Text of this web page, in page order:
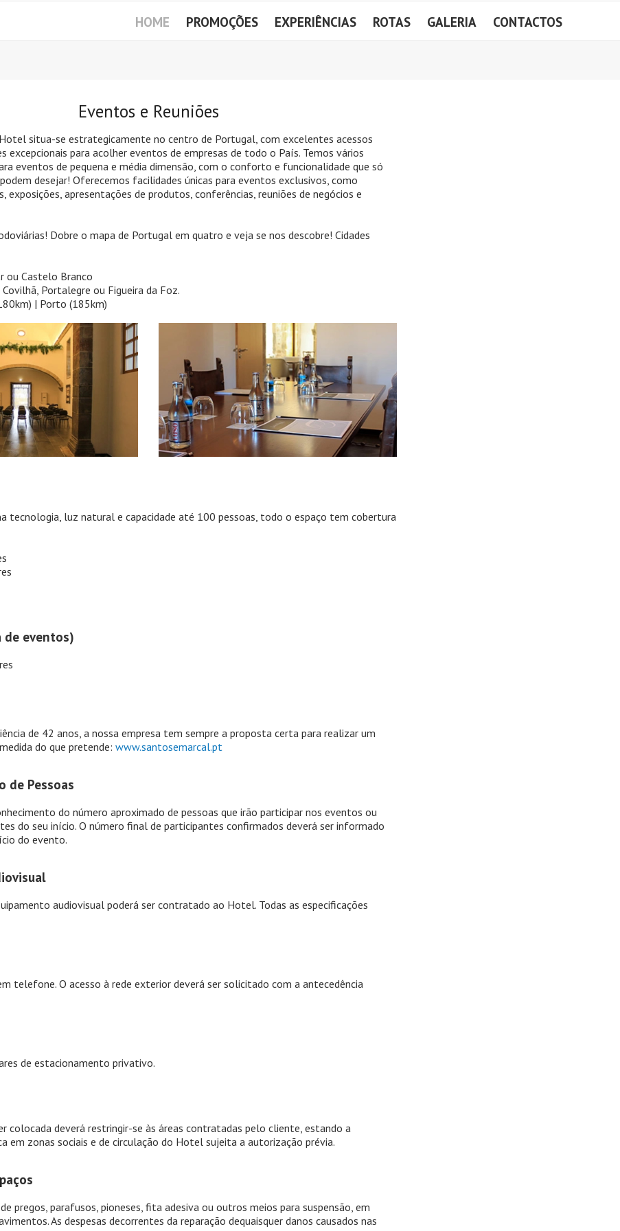
HOME PROMOÇÕES EXPERIÊNCIAS ROTAS GALERIA CONTACTOS
Eventos e Reuniões
situa-se estrategicamente no centro de Portugal, com excelentes acessos
excepcionais para acolher eventos de empresas de todo o País. Temos vários
eventos de pequena e média dimensão, com o conforto e funcionalidade que só
desejar! Oferecemos facilidades únicas para eventos exclusivos, como
exposições, apresentações de produtos, conferências, reuniões de negócios e
Dobre o mapa de Portugal em quatro e veja se nos descobre! Cidades
ou Castelo Branco
Portalegre ou Figueira da Foz.
| Porto (185km)
tecnologia, luz natural e capacidade até 100 pessoas, todo o espaço tem cobertura
de eventos)
de 42 anos, a nossa empresa tem sempre a proposta certa para realizar um
do que pretende:www.santosemarcal.pt
de Pessoas
do número aproximado de pessoas que irão participar nos eventos ou
do seu início. O número final de participantes confirmados deverá ser informado
do evento.
audiovisual poderá ser contratado ao Hotel. Todas as especificações
telefone. O acesso à rede exterior deverá ser solicitado com a antecedência
de estacionamento privativo.
colocada deverá restringir-se às áreas contratadas pelo cliente, estando a
em zonas sociais e de circulação do Hotel sujeita a autorização prévia.
pregos, parafusos, pioneses, fita adesiva ou outros meios para suspensão, em
As despesas decorrentes da reparação dequaisquer danos causados nas